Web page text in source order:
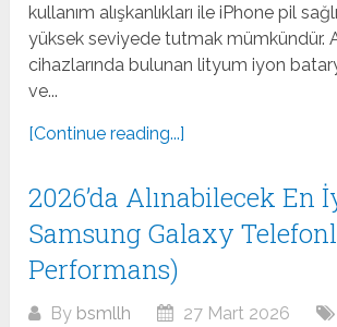
kullanım alışkanlıkları ile iPhone pil
yüksek seviyede tutmak mümkündür.
cihazlarında bulunan lityum iyon
ve...
[Continue reading...]
2026’da Alınabilecek En
Samsung Galaxy
Performans)
By bsmllh 27 Mart 2026